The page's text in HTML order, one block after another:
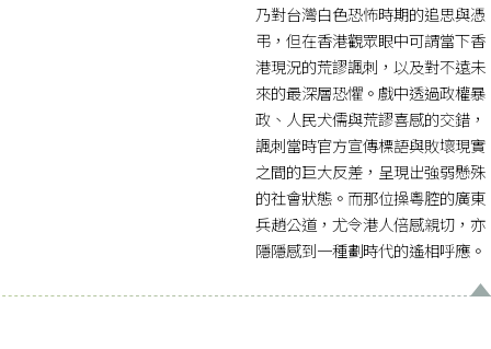
乃對台灣白色恐怖時期的追思與憑
弔，但在香港觀眾眼中可謂當下香
港現況的荒謬諷刺，以及對不遠未
來的最深層恐懼。戲中透過政權暴
政、人民犬儒與荒謬喜感的交錯，
諷刺當時官方宣傳標語與敗壞現實
之間的巨大反差，呈現出強弱懸殊
的社會狀態。而那位操粵腔的廣東
兵趙公道，尤令港人倍感親切，亦
隱隱感到一種劃時代的遙相呼應。